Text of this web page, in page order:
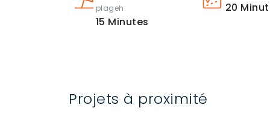
plageh:
15 Minutes
20
Projets à proximité